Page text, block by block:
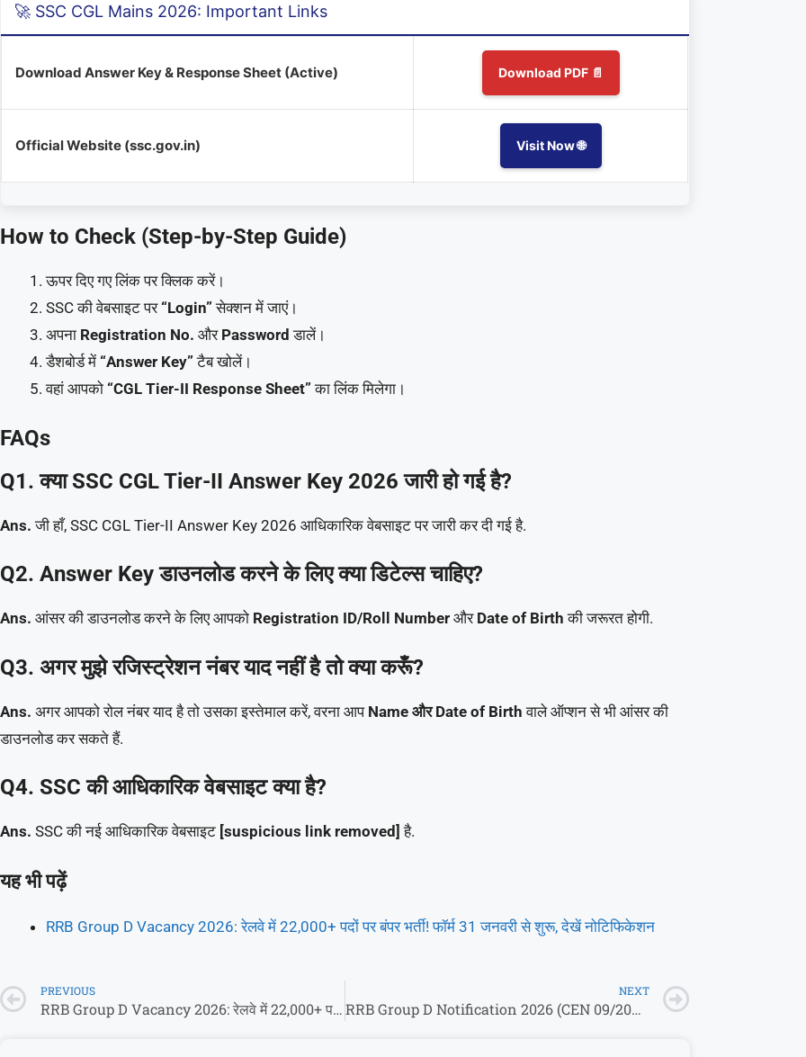
🚀 SSC CGL Mains 2026: Important Links
Download Answer Key & Response Sheet (Active) Download PDF 📄
Official Website (ssc.gov.in) Visit Now 🌐
How to Check (Step-by-Step Guide)
ऊपर दिए गए लिंक पर क्लिक करें।
SSC की वेबसाइट पर “Login” सेक्शन में जाएं।
अपना Registration No. और Password डालें।
डैशबोर्ड में “Answer Key” टैब खोलें।
वहां आपको “CGL Tier-II Response Sheet” का लिंक मिलेगा।
FAQs
Q1. क्या SSC CGL Tier-II Answer Key 2026 जारी हो गई है?
Ans. जी हाँ, SSC CGL Tier-II Answer Key 2026 आधिकारिक वेबसाइट पर जारी कर दी गई है.
Q2. Answer Key डाउनलोड करने के लिए क्या डिटेल्स चाहिए?
Ans. आंसर की डाउनलोड करने के लिए आपको Registration ID/Roll Number और Date of Birth की जरूरत होगी.
Q3. अगर मुझे रजिस्ट्रेशन नंबर याद नहीं है तो क्या करूँ?
Ans. अगर आपको रोल नंबर याद है तो उसका इस्तेमाल करें, वरना आप Name और Date of Birth वाले ऑप्शन से भी आंसर की
डाउनलोड कर सकते हैं.
Q4. SSC की आधिकारिक वेबसाइट क्या है?
Ans. SSC की नई आधिकारिक वेबसाइट [suspicious link removed] है.
यह भी पढ़ें
RRB Group D Vacancy 2026: रेलवे में 22,000+ पदों पर बंपर भर्ती! फॉर्म 31 जनवरी से शुरू, देखें नोटिफिकेशन
PREVIOUS
RRB Group D Vacancy 2026: रेलवे में 22,000+ पदों पर बंपर भर्ती! फॉर्म 31 जनवरी से शुरू, देखें नोटिफिकेशन
NEXT
RRB Group D Notification 2026 (CEN 09/2025): 21,997 पदों पर भर्ती शुरू! Download PDF & Apply Online